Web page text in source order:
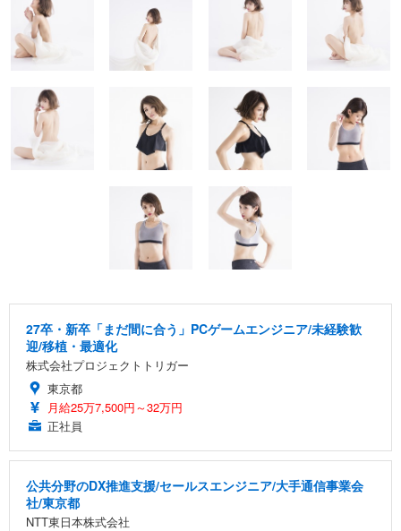
27卒・新卒「まだ間に合う」PCゲームエンジニア/未経験歓
迎/移植・最適化
株式会社プロジェクトトリガー
東京都
月給25万7,500円～32万円
正社員
公共分野のDX推進支援/セールスエンジニア/大手通信事業会
社/東京都
NTT東日本株式会社